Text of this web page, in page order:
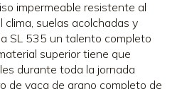
impermeable resistente al
clima, suelas acolchadas y
SL 535 un talento completo
superior tiene que
durante toda la jornada
de vaca de grano completo de